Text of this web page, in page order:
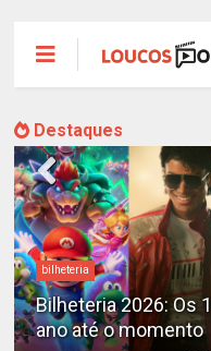
Destaques
bilheteria
Bilheteria 2026: Os
ano até o momento